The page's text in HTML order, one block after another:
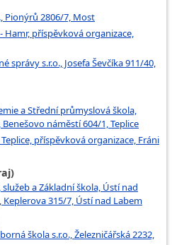
Pionýrů 2806/7, Most
příspěvková organizace,
správy s.r.o., Josefa Ševčíka 911/40,
a Střední průmyslová škola,
náměstí 604/1, Teplice
příspěvková organizace, Fráni
a Základní škola, Ústí nad
315/7, Ústí nad Labem
škola s.r.o., Železničářská 2232,